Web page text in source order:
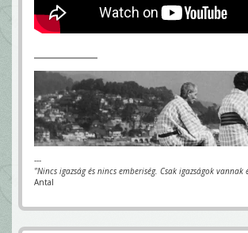
---
"Nincs igazság és nincs emberiség. Csak igazságok vannak
Antal